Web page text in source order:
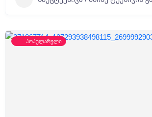
პოპულარული